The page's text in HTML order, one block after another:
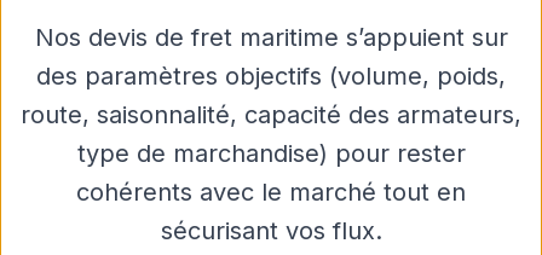
Nos devis de fret maritime s’appuient sur
des paramètres objectifs (volume, poids,
route, saisonnalité, capacité des armateurs,
type de marchandise) pour rester
cohérents avec le marché tout en
sécurisant vos flux.